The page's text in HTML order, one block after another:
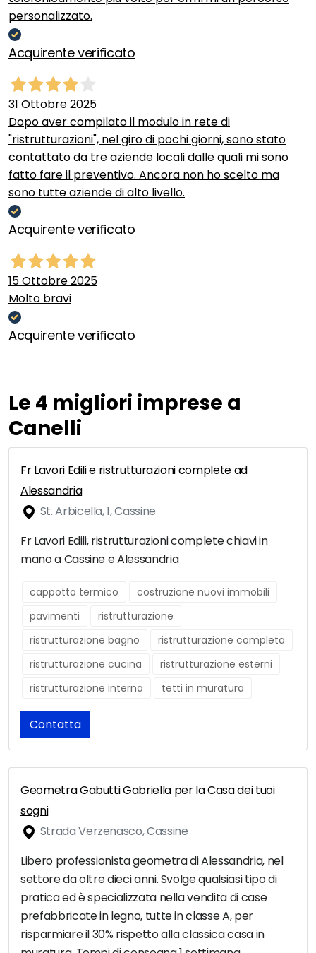
personalizzato.
Acquirente verificato
31 Ottobre 2025
Dopo aver compilato il modulo in rete di
"ristrutturazioni", nel giro di pochi giorni, sono stato
contattato da tre aziende locali dalle quali mi sono
fatto fare il preventivo. Ancora non ho scelto ma
sono tutte aziende di alto livello.
Acquirente verificato
15 Ottobre 2025
Molto bravi
Acquirente verificato
Le 4 migliori imprese a
Canelli
Fr Lavori Edili e ristrutturazioni complete ad
Alessandria
St. Arbicella, 1, Cassine
Fr Lavori Edili, ristrutturazioni complete chiavi in
mano a Cassine e Alessandria
cappotto termico
costruzione nuovi immobili
pavimenti
ristrutturazione
ristrutturazione bagno
ristrutturazione completa
ristrutturazione cucina
ristrutturazione esterni
ristrutturazione interna
tetti in muratura
Contatta
Geometra Gabutti Gabriella per la Casa dei tuoi
sogni
Strada Verzenasco, Cassine
Libero professionista geometra di Alessandria, nel
settore da oltre dieci anni. Svolge qualsiasi tipo di
pratica ed è specializzata nella vendita di case
prefabbricate in legno, tutte in classe A, per
risparmiare il 30% rispetto alla classica casa in